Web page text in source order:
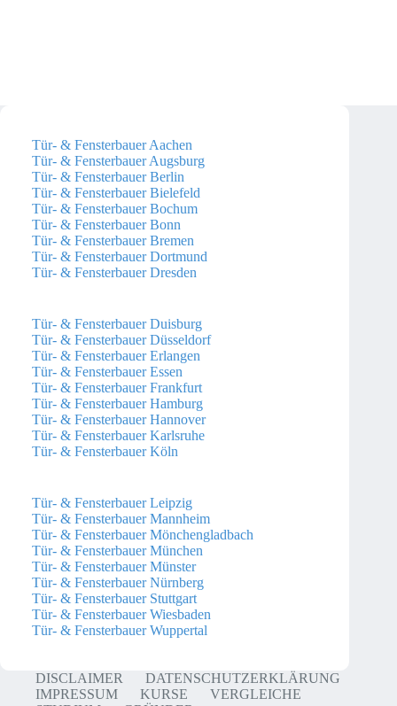
Tür- & Fensterbauer Aachen
Tür- & Fensterbauer Augsburg
Tür- & Fensterbauer Berlin
Tür- & Fensterbauer Bielefeld
Tür- & Fensterbauer Bochum
Tür- & Fensterbauer Bonn
Tür- & Fensterbauer Bremen
Tür- & Fensterbauer Dortmund
Tür- & Fensterbauer Dresden
Tür- & Fensterbauer Duisburg
Tür- & Fensterbauer Düsseldorf
Tür- & Fensterbauer Erlangen
Tür- & Fensterbauer Essen
Tür- & Fensterbauer Frankfurt
Tür- & Fensterbauer Hamburg
Tür- & Fensterbauer Hannover
Tür- & Fensterbauer Karlsruhe
Tür- & Fensterbauer Köln
Tür- & Fensterbauer Leipzig
Tür- & Fensterbauer Mannheim
Tür- & Fensterbauer Mönchengladbach
Tür- & Fensterbauer München
Tür- & Fensterbauer Münster
Tür- & Fensterbauer Nürnberg
Tür- & Fensterbauer Stuttgart
Tür- & Fensterbauer Wiesbaden
Tür- & Fensterbauer Wuppertal
DISCLAIMER
DATENSCHUTZERKLÄRUNG
IMPRESSUM
KURSE
VERGLEICHE